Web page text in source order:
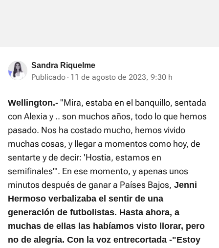
Sandra Riquelme
Publicado 11 de agosto de 2023, 9:30 h
Wellington.- "Mira, estaba en el banquillo, sentada
con Alexia y .. son muchos años, todo lo que hemos
pasado. Nos ha costado mucho, hemos vivido
muchas cosas, y llegar a momentos como hoy, de
sentarte y de decir: 'Hostia, estamos en
semifinales'". En ese momento, y apenas unos
minutos después de ganar a Países Bajos, Jenni
Hermoso verbalizaba el sentir de una
generación de futbolistas. Hasta ahora, a
muchas de ellas las habíamos visto llorar, pero
no de alegría. Con la voz entrecortada -"Estoy